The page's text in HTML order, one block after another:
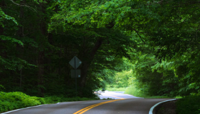
NEW ENGLAND